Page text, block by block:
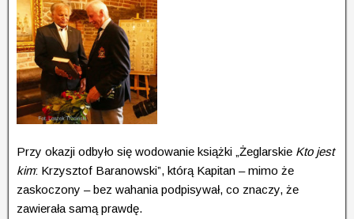
Przy okazji odbyło się wodowanie książki „Żeglarskie Kto jest
kim: Krzysztof Baranowski”, którą Kapitan – mimo że
zaskoczony – bez wahania podpisywał, co znaczy, że
zawierała samą prawdę.